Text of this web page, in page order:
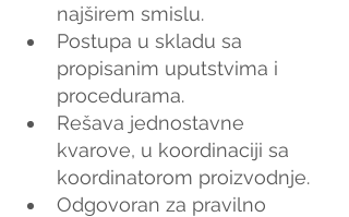
najširem smislu.
Postupa u skladu sa
propisanim uputstvima i
procedurama.
Rešava jednostavne
kvarove, u koordinaciji sa
koordinatorom proizvodnje.
Odgovoran za pravilno